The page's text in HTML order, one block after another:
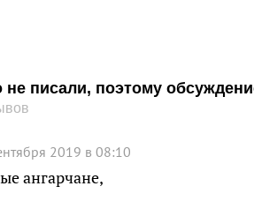
не писали, поэтому
2019 в 08:10
ангарчане,